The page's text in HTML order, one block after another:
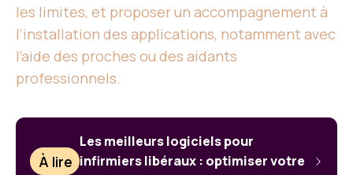
les limites, et proposer un accompagnement à
l’installation des applications, notamment avec
l’aide des proches ou des aidants
professionnels.
À lire
Les meilleurs logiciels pour
infirmiers libéraux : optimiser votre